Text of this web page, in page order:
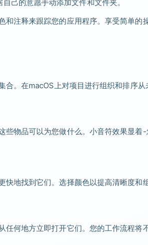
己的意愿手动添加文件和文件夹。
和注释来跟踪您的应用程序。享受简单的
合。在macOS上对项目进行组织和排序从
些物品可以为您做什么。小音符效果显着
快地找到它们。选择颜色以提高清晰度和
任何地方立即打开它们。您的工作流程将